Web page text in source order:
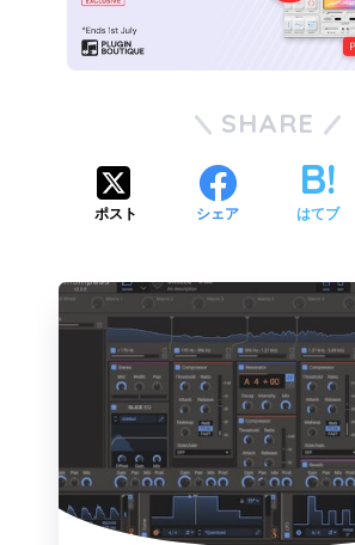
SHARE
ポスト シェア はてブ